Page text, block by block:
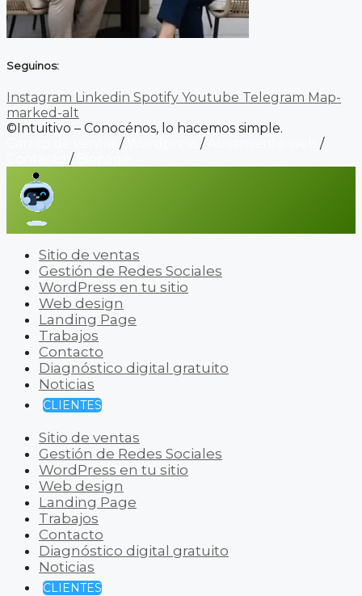
Seguinos:
Instagram Linkedin Spotify Youtube Telegram Map-
marked-alt
©Intuitivo – Conocénos, lo hacemos simple.
/ /
/
/
Sitio de ventas
Gestión de Redes Sociales
WordPress en tu sitio
Web design
Landing Page
Trabajos
Contacto
Diagnóstico digital gratuito
Noticias
CLIENTES
Sitio de ventas
Gestión de Redes Sociales
WordPress en tu sitio
Web design
Landing Page
Trabajos
Contacto
Diagnóstico digital gratuito
Noticias
CLIENTES